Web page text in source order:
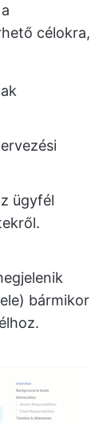
célokra,
ügyfél
bármikor